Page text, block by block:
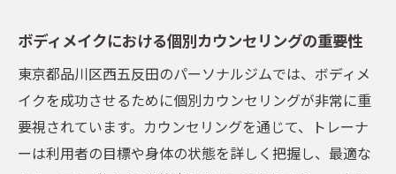
ハイパーナイフの効果とその仕組み
パーソナルストレッチが体に与える影響
組み合わせることで得られる相乗効果
エステとトレーニングのバランスの取り方
短期間で成果を実感するためのポイント
ボディメイクにおける個別カウンセリングの重要性
東京都品川区西五反田のパーソナルジムでは、ボディメ
イクを成功させるために個別カウンセリングが非常に重
要視されています。カウンセリングを通じて、トレーナ
ーは利用者の目標や身体の状態を詳しく把握し、最適な